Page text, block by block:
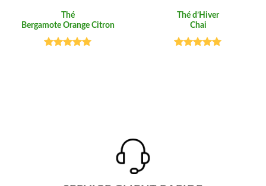
Thé
Bergamote Orange Citron
Thé d’Hiver
Chai